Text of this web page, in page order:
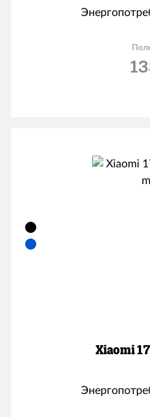
Xiaomi